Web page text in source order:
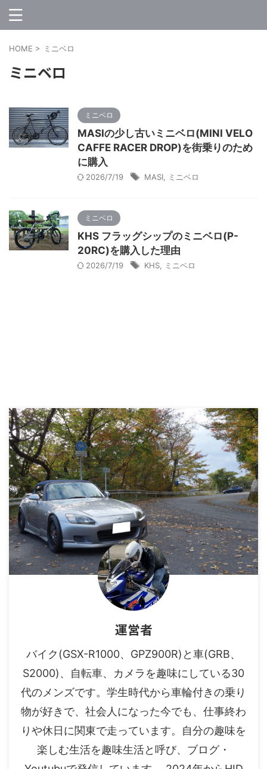
HOME > ミニベロ
ミニベロ
ミニベロ
MASIの少し古いミニベロ(MINI VELO
CAFFE RACER DROP)を街乗りのため
に購入
2026/7/19 MASI ミニベロ
ミニベロ
KHS フラッグシップのミニベロ(P-
20RC)を購入した理由
2026/7/19 KHS ミニベロ
運営者
バイク(GSX-R1000、GPZ900R)と車(GRB、
S2000)、自転車、カメラを趣味にしている30
代のメンズです。学生時代から車輪付きの乗り
物が好きで、社会人になった今でも、仕事終わ
りや休日に関東で走っています。自分の趣味を
楽しむ生活を趣味生活と呼び、ブログ・